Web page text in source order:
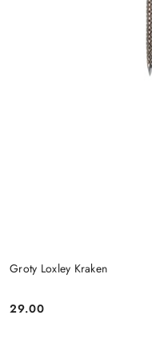
Groty Loxley Kraken
Cena:
29.00